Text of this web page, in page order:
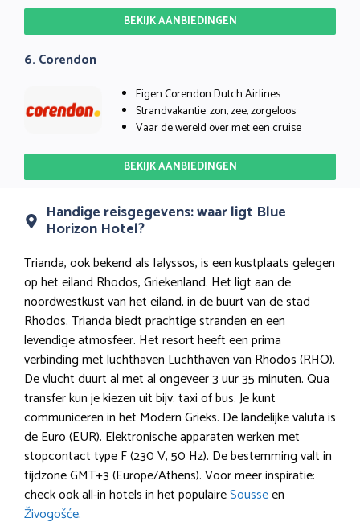
BEKIJK AANBIEDINGEN
6. Corendon
Eigen Corendon Dutch Airlines
Strandvakantie: zon, zee, zorgeloos
Vaar de wereld over met een cruise
BEKIJK AANBIEDINGEN
Handige reisgegevens: waar ligt Blue
Horizon Hotel?
Trianda, ook bekend als Ialyssos, is een kustplaats gelegen
op het eiland Rhodos, Griekenland. Het ligt aan de
noordwestkust van het eiland, in de buurt van de stad
Rhodos. Trianda biedt prachtige stranden en een
levendige atmosfeer. Het resort heeft een prima
verbinding met luchthaven Luchthaven van Rhodos (RHO).
De vlucht duurt al met al ongeveer 3 uur 35 minuten. Qua
transfer kun je kiezen uit bijv. taxi of bus. Je kunt
communiceren in het Modern Grieks. De landelijke valuta is
de Euro (EUR). Elektronische apparaten werken met
stopcontact type F (230 V, 50 Hz). De bestemming valt in
tijdzone GMT+3 (Europe/Athens). Voor meer inspiratie:
check ook all-in hotels in het populaireSousseen
Živogošće.